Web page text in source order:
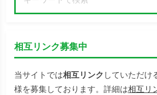
相互リンク募集中
当サイトでは相互リンク していただけ
様を募集しております。詳細は相互リ